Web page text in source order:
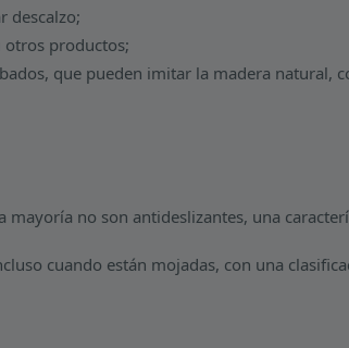
descalzo;
otros productos;
que pueden imitar la madera natural,
no son antideslizantes, una
cuando están mojadas, con una